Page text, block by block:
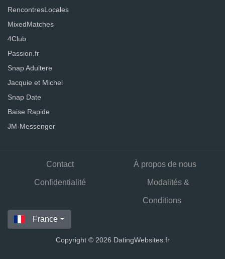
RencontresLocales
MixedMatches
4Club
Passion.fr
Snap Adultere
Jacquie et Michel
Snap Date
Baise Rapide
JM-Messenger
Contact À propos de nous
Confidentialité Modalités &
Conditions
France
Copyright © 2026 DatingWebsites.fr